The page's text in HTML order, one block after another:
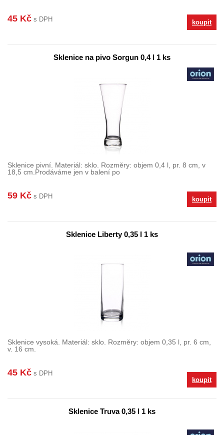
45 Kč s DPH koupit
Sklenice na pivo Sorgun 0,4 l 1 ks
Sklenice pivní. Materiál: sklo. Rozměry: objem 0,4 l, pr. 8 cm, v
18,5 cm.Prodáváme jen v balení po
59 Kč s DPH koupit
Sklenice Liberty 0,35 l 1 ks
Sklenice vysoká. Materiál: sklo. Rozměry: objem 0,35 l, pr. 6 cm,
v. 16 cm.
45 Kč s DPH
koupit
Sklenice Truva 0,35 l 1 ks